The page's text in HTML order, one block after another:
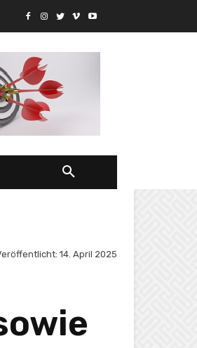
14. April 2025